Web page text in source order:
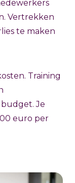
Vertrekken
te maken
Training
Je
euro per